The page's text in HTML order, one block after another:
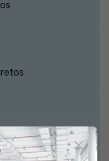
ferramenta.
Bosch.